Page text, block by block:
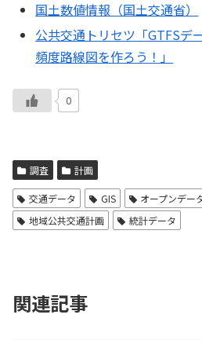
国土数値情報（国土交通省）
公共交通トリセツ「GTFSデ
頻度路線図を作ろう！」
0
調査 計画
交通データ GIS オープンデー
地域公共交通計画
統計データ
関連記事